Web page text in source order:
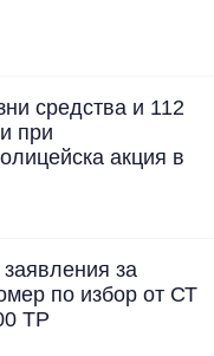
средства и 112
при
акция в
за
по избор от СТ
ТР